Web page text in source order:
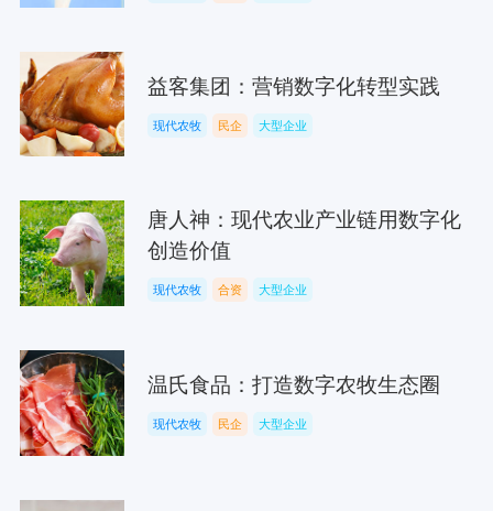
益客集团：营销数字化转型实践
现代农牧 民企 大型企业
唐人神：现代农业产业链用数字化
创造价值
现代农牧 合资 大型企业
温氏食品：打造数字农牧生态圈
现代农牧 民企 大型企业